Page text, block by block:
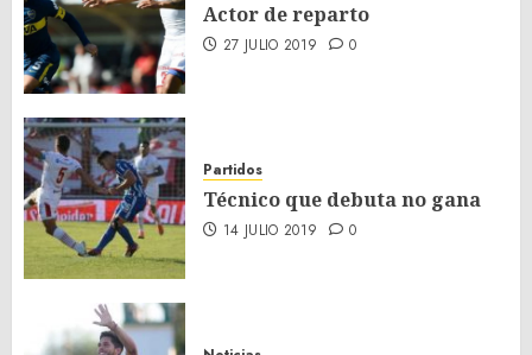
Actor de reparto
27 JULIO 2019 0
Partidos
Técnico que debuta no gana
14 JULIO 2019 0